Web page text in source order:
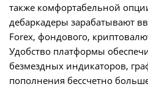
также комфортабельной
дебаркадеры зарабатывают
Forex, фондового,
Удобство платформы
безмездных индикаторов,
пополнения бессчетно